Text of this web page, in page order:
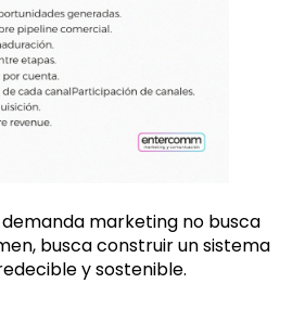
marketing no busca
busca construir un sistema
y sostenible.